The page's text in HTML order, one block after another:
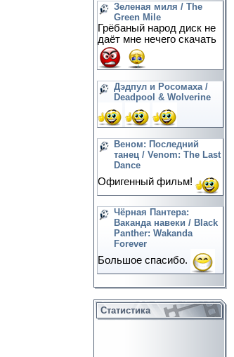
Зеленая миля / The
Green Mile
Грёбаный народ диск не
даёт мне нечего скачать
Дэдпул и Росомаха /
Deadpool & Wolverine
Веном: Последний
танец / Venom: The Last
Dance
Офигенный фильм!
Чёрная Пантера:
Ваканда навеки / Black
Panther: Wakanda
Forever
Большое спасибо.
Статистика